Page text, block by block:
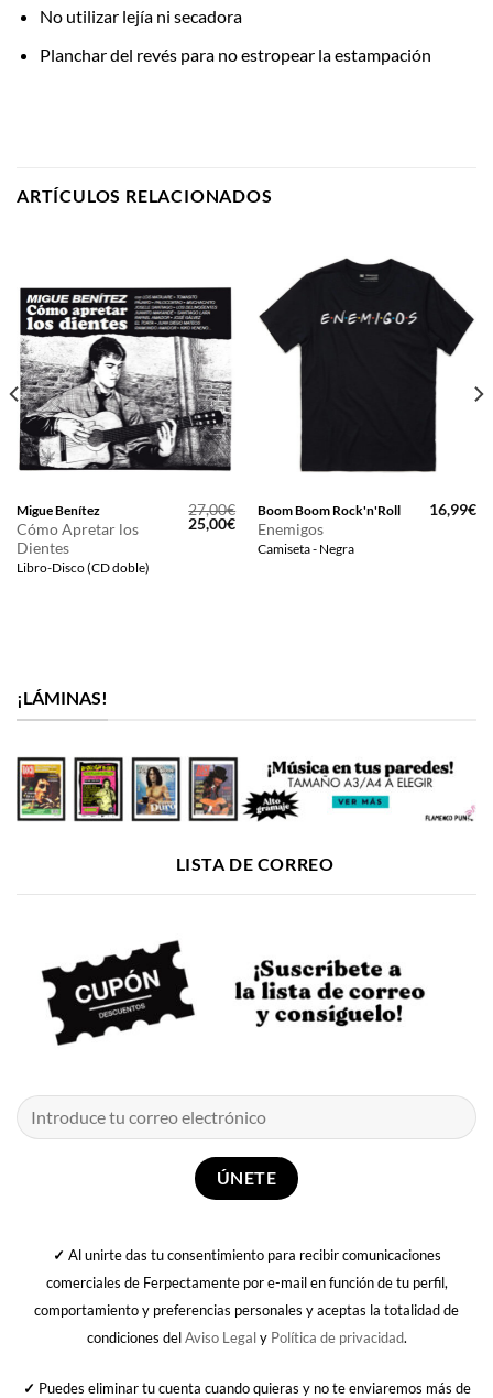
No utilizar lejía ni secadora
Planchar del revés para no estropear la estampación
ARTÍCULOS RELACIONADOS
Migue Benítez
Cómo Apretar los
Dientes
Libro-Disco (CD doble)
27,00€
El
precio
25,00€El
precio
actual
Boom Boom Rock'n'Roll
Enemigos
Camiseta - Negra
16,99€
¡LÁMINAS!
LISTA DE CORREO
✓ Al unirte das tu consentimiento para recibir comunicaciones
comerciales de Ferpectamente por e-mail en función de tu perfil,
comportamiento y preferencias personales y aceptas la totalidad de
condiciones delAviso Legaly Política de privacidad.
✓ Puedes eliminar tu cuenta cuando quieras y no te enviaremos más de